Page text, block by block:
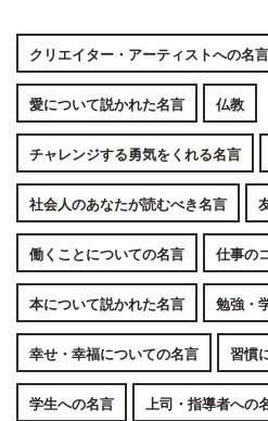
クリエイター・アーティストへの名言
愛について説かれた名言 仏教
チャレンジする勇気をくれる名言
社会人のあなたが読むべき名言
働くことについての名言 仕事の
本について説かれた名言 勉強・
幸せ・幸福についての名言 習慣
学生への名言 上司・指導者への